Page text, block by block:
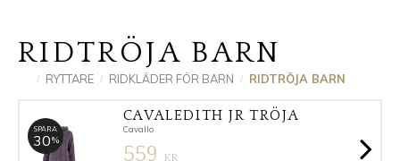
RIDTRÖJA BARN
RYTTARE RIDKLÄDER FÖR BARN RIDTRÖJA BARN
CAVALEDITH JR TRÖJA
Cavallo
559 KR
SPARA
30%